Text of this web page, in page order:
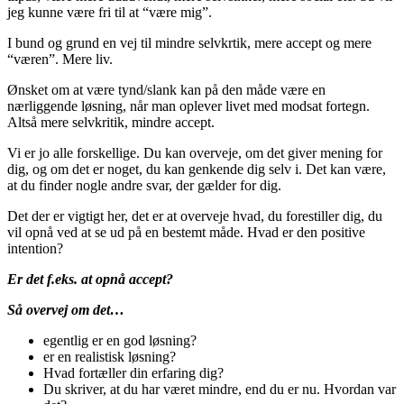
jeg kunne være fri til at “være mig”.
I bund og grund en vej til mindre selvkrtik, mere accept og mere
“væren”. Mere liv.
Ønsket om at være tynd/slank kan på den måde være en
nærliggende løsning, når man oplever livet med modsat fortegn.
Altså mere selvkritik, mindre accept.
Vi er jo alle forskellige. Du kan overveje, om det giver mening for
dig, og om det er noget, du kan genkende dig selv i. Det kan være,
at du finder nogle andre svar, der gælder for dig.
Det der er vigtigt her, det er at overveje hvad, du forestiller dig, du
vil opnå ved at se ud på en bestemt måde. Hvad er den positive
intention?
Er det f.eks. at opnå accept?
Så overvej om det…
egentlig er en god løsning?
er en realistisk løsning?
Hvad fortæller din erfaring dig?
Du skriver, at du har været mindre, end du er nu. Hvordan var